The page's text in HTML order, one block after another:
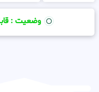
وضعیت : قابل